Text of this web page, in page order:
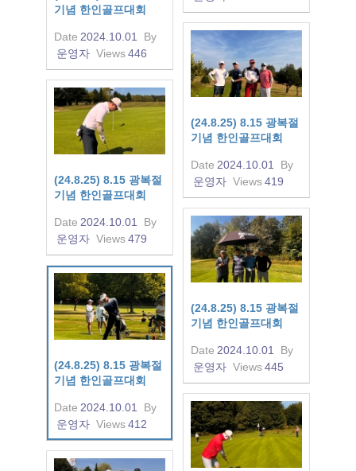
기념 한인골프대회
Date 2024.10.01
By
운영자 Views446
(24.8.25) 8.15 광복절
기념 한인골프대회
Date 2024.10.01
By
운영자 Views419
(24.8.25) 8.15 광복절
기념 한인골프대회
Date 2024.10.01
By
운영자 Views479
(24.8.25) 8.15 광복절
기념 한인골프대회
Date 2024.10.01
By
운영자 Views445
(24.8.25) 8.15 광복절
기념 한인골프대회
Date 2024.10.01
By
운영자 Views412